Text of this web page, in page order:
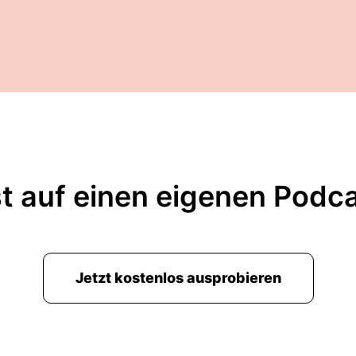
auf einen eigenen
Jetzt kostenlos ausprobieren